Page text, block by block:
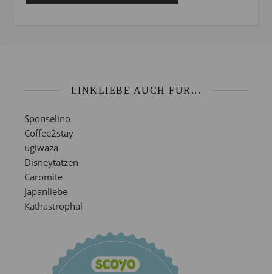
LINKLIEBE AUCH FÜR...
Sponselino
Coffee2stay
ugiwaza
Disneytatzen
Caromite
Japanliebe
Kathastrophal